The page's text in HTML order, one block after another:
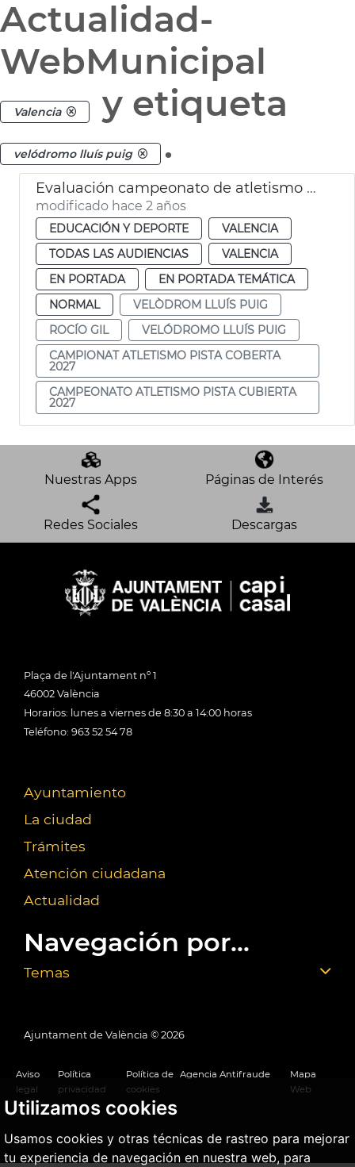
Utilizamos cookies
Usamos cookies y otras técnicas de rastreo para mejorar
tu experiencia de navegación en nuestra web, para
Actualidad-
WebMunicipal
Valencia y etiqueta
velódromo lluís puig .
Evaluación campeonato de atletismo 2027
modificado hace 2 años
EDUCACIÓN Y DEPORTE
VALENCIA
TODAS LAS AUDIENCIAS
VALENCIA
EN PORTADA
EN PORTADA TEMÁTICA
NORMAL
VELÒDROM LLUÍS PUIG
ROCÍO GIL
VELÓDROMO LLUÍS PUIG
CAMPIONAT ATLETISMO PISTA COBERTA
2027
CAMPEONATO ATLETISMO PISTA CUBIERTA
2027
Nuestras Apps Páginas de Interés
Redes Sociales Descargas
Plaça de l'Ajuntament nº 1
46002 València
Horarios: lunes a viernes de 8:30 a 14:00 horas
Teléfono: 963 52 54 78
Ayuntamiento
La ciudad
Trámites
Atención ciudadana
Actualidad
Navegación por...
Temas
Ajuntament de València © 2026
Aviso
legal
Política
privacidad
Política de
cookies
Agencia Antifraude
Mapa
Web